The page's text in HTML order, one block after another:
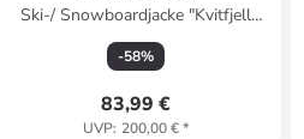
Ski-/ Snowboardjacke "Kvitfjell
Race" in Dunkelblau
-58%
83,99 €
UVP: 200,00 €*